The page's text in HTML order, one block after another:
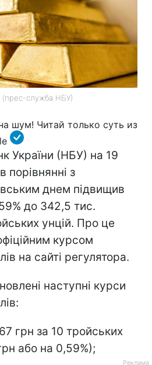
(прес-служба НБУ)
шум! Читай только суть из
України (НБУ) на 19
порівнянні з
днем підвищив
до 342,5 тис.
унцій. Про це
курсом
на сайті регулятора.
наступні курси
грн за 10 тройських
або на 0,59%);